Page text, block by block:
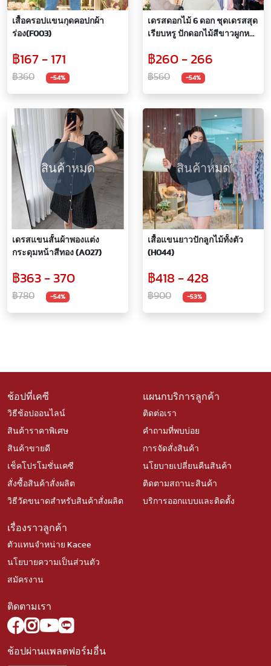
เสื้อครอปแขนกุดคอปกผ้า
ร่อง(F003)
฿167 - 171
฿360 -54%
เดรสดอกไม้ 6 ดอก ชุดเดรสสุด
เรียบหรู ปักดอกไม้สีขาวผูกหลัง
สวยเหมาะกับทุกไลฟ์
สไตล์(A011)
฿260 - 266
฿560 -54%
สินค้าหมด
เดรสแขนสั้นผ้าพองแต่ง
กระดุมหน้าสีทอง (A027)
฿363 - 370
฿780 -54%
สินค้าหมด
เสื้อแขนยาวปักลูกไม้ทั้งตัว
(H044)
฿418 - 428
฿900 -53%
ช้อปที่เคซี
วิธีช้อปออนไลน์
สินค้าราคาพิเศษ
สินค้าขายดี
เช็คโปรโมชั่นเคซี
สั่งซื้อสินค้าสั่งผลิต
วิธีวัดขนาดสำหรับสินค้าสั่งผลิต
แผนกบริการลูกค้า
ติดต่อเรา
คำถามที่พบบ่อย
การจัดสั่งสินค้า
นโยบายเปลี่ยนคืนสินค้า
ติดตามสถานะสินค้า
บริการออกแบบและติดตั้ง
เรื่องราวลูกค้า
ตัวแทนจำหน่าย Kacee
นโยบายความเป็นส่วนตัว
สมัครงาน
ติดตามเรา
ช้อปผ่านแพลตฟอร์มอื่น